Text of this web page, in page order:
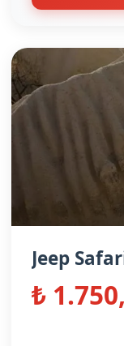
Jeep
₺